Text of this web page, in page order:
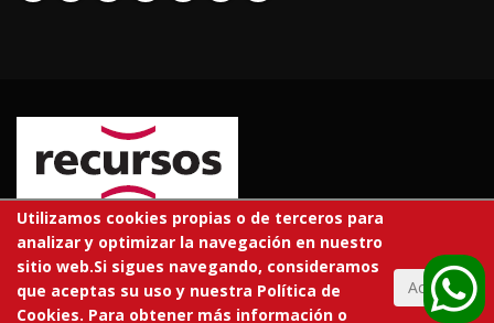
© 2026 RECURSOS EDUCATIVOS S.L.
Todos los derechos reservados.
Utilizamos cookies propias o de terceros para
analizar y optimizar la navegación en nuestro
sitio web.Si sigues navegando, consideramos
que aceptas su uso y nuestra Política de
Cookies. Para obtener más información o
Aceptar